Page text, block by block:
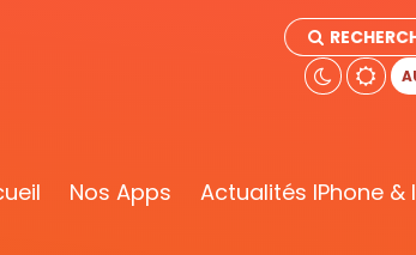
Nos Apps Actualités IPhone &